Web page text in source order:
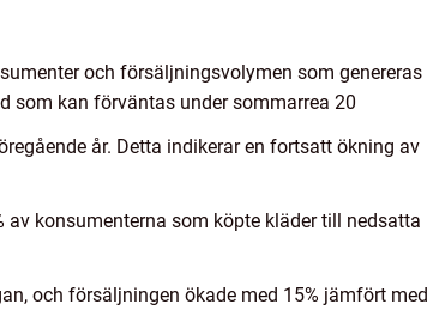
och försäljningsvolymen som genereras
som kan förväntas under sommarrea 20
år. Detta indikerar en fortsatt ökning av
konsumenterna som köpte kläder till nedsatta
och försäljningen ökade med 15% jämfört med